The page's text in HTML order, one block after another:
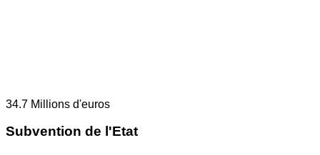
34.7 Millions d'euros
Subvention de l'Etat